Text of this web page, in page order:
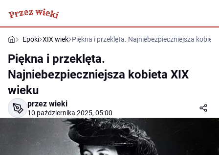
Epoki XIX wiek Piękna i przeklęta. Najniebezpieczniejsza
Piękna i przeklęta.
Najniebezpieczniejsza kobieta XIX
wieku
przez wieki
10 października 2025, 05:00